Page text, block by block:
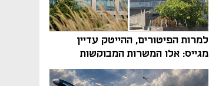
למרות הפיטורים, ההייטק עדיין
מגייס: אלו המשרות המבוקשות
והטיפים שיביאו אתכם לשם